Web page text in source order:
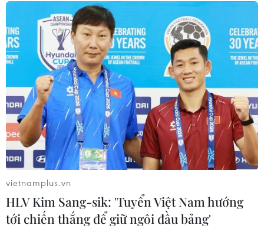
TIN CÙNG CHUYÊN MỤC
Thái Lan phát hiện hóa thạch khủng
long ăn thịt hơn 130 triệu năm tuổi
05/08/2026 00:00
Australia lập kỷ lục Guinness với thỏi
vàng lớn nhất thế giới
01/08/2026 09:55
vietnamplus.vn
HLV Kim Sang-sik: 'Tuyển Việt Nam hướng
tới chiến thắng để giữ ngôi đầu bảng'